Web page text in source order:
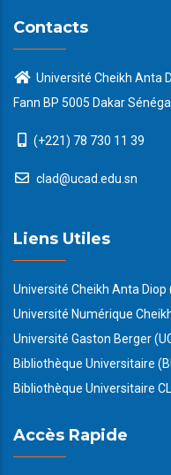
Contacts
Université Cheikh Anta
Fann BP 5005 Dakar Sénégal
(+221) 78 730 11 39
clad@ucad.edu.sn
Liens Utiles
Université Cheikh Anta Diop
Université Numérique
Université Gaston Berger
Bibliothèque Universitaire
Bibliothèque Universitaire
Accès Rapide